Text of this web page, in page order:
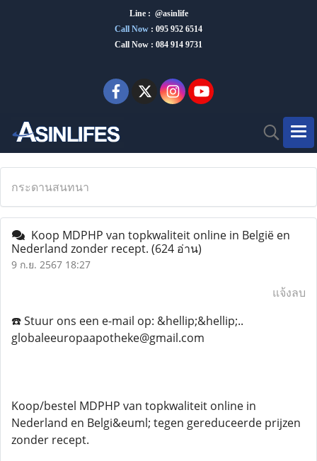
Line : @asinlife
Call Now : 095 952 6514
Call Now : 084 914 9731
กระดานสนทนา
Koop MDPHP van topkwaliteit online in België en
Nederland zonder recept. (624 อ่าน)
9 ก.ย. 2567 18:27
แจ้งลบ
☎️ Stuur ons een e-mail op: &hellip;&hellip;..
globaleeuropaapotheke@gmail.com
Koop/bestel MDPHP van topkwaliteit online in
Nederland en Belgi&euml; tegen gereduceerde prijzen
zonder recept.